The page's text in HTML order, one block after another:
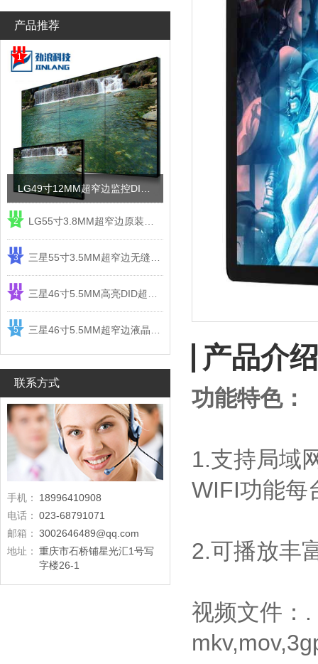
产品推荐
1
2
3
4
5
联系方式
手机：
18996410908
电话： 023-68791071
邮箱： 3002646489@qq.com
地址： 重庆市石桥铺星光汇1号写
字楼26-1
产品介绍
功能特色：
1.支持局域
WIFI功能每
2.可播放丰
视频文件：.